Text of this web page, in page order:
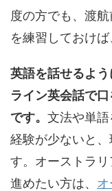
度の方でも、渡
を練習しておけ
英語を話せるよ
ライン英会話で
です。 文法や単
経験が少ないと
す。オーストラ
進めたい方は、